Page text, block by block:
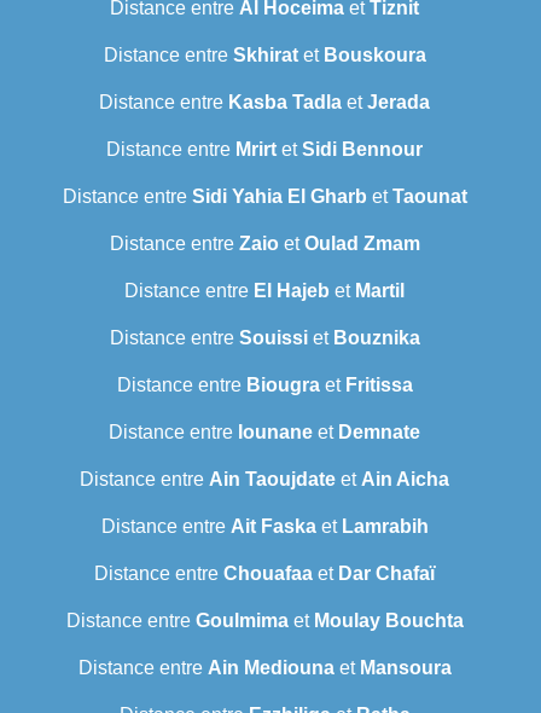
Distance entre Al Hoceima etTiznit
Distance entre Skhiratet Bouskoura
Distance entre Kasba Tadla etJerada
Distance entre Mrirt etSidi Bennour
Distance entre Sidi Yahia El Gharb etTaounat
Distance entre Zaio etOulad Zmam
Distance entre El Hajeb et Martil
Distance entre Souissiet Bouznika
Distance entre Biougraet Fritissa
Distance entre Iounane et Demnate
Distance entre Ain Taoujdate et Ain Aicha
Distance entre Ait Faskaet Lamrabih
Distance entre Chouafaa et Dar Chafaï
Distance entre Goulmimaet Moulay Bouchta
Distance entre Ain Mediounaet Mansoura